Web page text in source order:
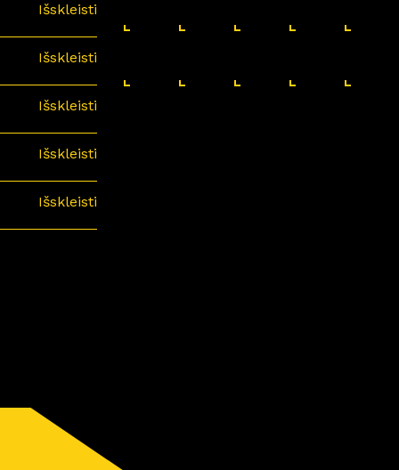
Išskleisti
Išskleisti
Išskleisti
Išskleisti
Išskleisti